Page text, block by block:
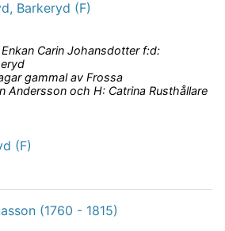
Barkeryd (F)
Carin Johansdotter f:d:
gammal av Frossa
Andersson och H: Catrina Rusthållare
(F)
(1760 - 1815)